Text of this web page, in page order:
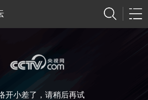
开小差了，请稍后再试